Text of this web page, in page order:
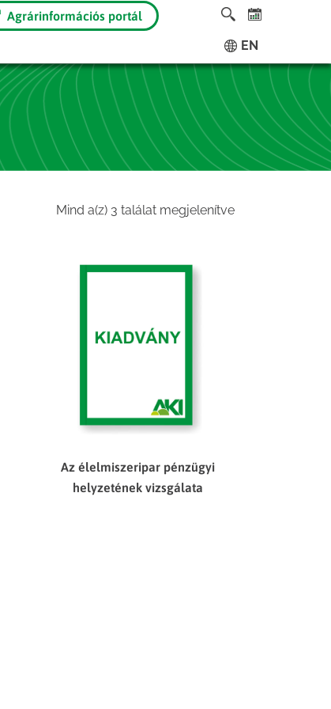
Agrárinformációs portál
EN
Mind a(z) 3 találat megjelenítveSorted
Az élelmiszeripar pénzügyi
helyzetének vizsgálata